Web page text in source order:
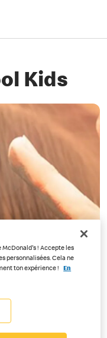
Kids
McDonald's ! Accepte les
personnalisées. Cela ne
ton expérience !
En